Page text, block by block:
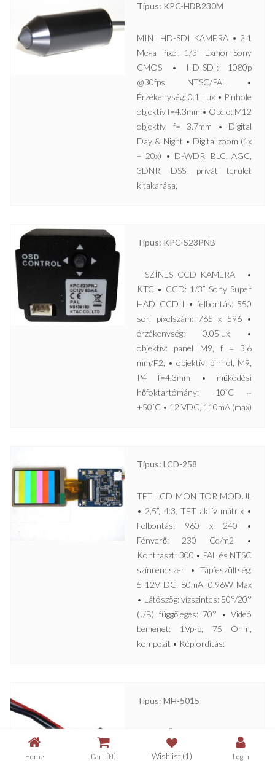
Típus: KPC-HDB230M
MINI HD-SDI KAMERA • 2.1
Mega Pixel, 1/3” Exmor Sony
CMOS • HD-SDI: 1080p
@30fps, NTSC/PAL •
Érzékenység: 0.1 Lux • Pinhole
objektív f=4.3mm • Opció: M12
objektív, f= 3.7mm • Digital
Day & Night • Digital zoom (1x
– 20x) • D-WDR, BLC, AGC,
3DNR, DSS, privát terület
kitakarása,
Típus: KPC-S23PNB
SZÍNES CCD KAMERA •
KTC • CCD: 1/3” Sony Super
HAD CCDII • felbontás: 550
sor, pixelszám: 765 x 596 •
érzékenység: 0.05lux •
objektív: panel M9, f = 3,6
mm/F2, • objektív: pinhol, M9,
P4 f=4.3mm • működési
hőfoktartómány: -10˚C ~
+50˚C • 12 VDC, 110mA (max)
Típus: LCD-258
TFT LCD MONITOR MODUL
• 2,5”, 4:3, TFT aktív mátrix •
Felbontás: 960 x 240 •
Fényerő: 230 Cd/m2 •
Kontraszt: 300 • PAL és NTSC
színrendszer • Tápfeszültség:
5-12V DC, 80mA, 0.96W Max
• Látószög: vízszintes: 50°/20°
(J/B) függőleges: 70° • Videó
bemenet: 1Vp-p, 75 Ohm,
kompozit • Képfordítás:
Típus: MH-5015
MINIATŰR HANGMODUL •
Kis méret • 12V DC • 20Hz –
16000Hz • Jel/zaj arány jobb,
Home Cart (0) Wishlist (1) Login